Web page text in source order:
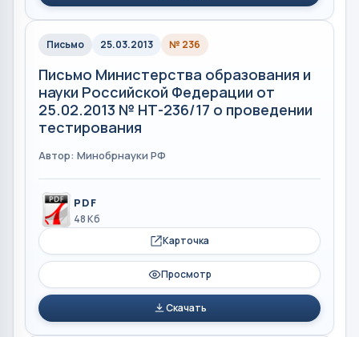
Письмо 25.03.2013 № 236
Письмо Министерства образования и
науки Российской Федерации от
25.02.2013 № НТ-236/17 о проведении
тестирования
Автор: Минобрнауки РФ
PDF
48 Кб
Карточка
Просмотр
Скачать